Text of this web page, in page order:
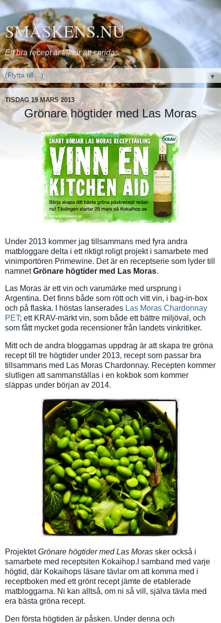
SMASKENS.NU
Ett bra recept är till för att spridas
▼
TISDAG 19 MARS 2013
Grönare högtider med Las Moras
Under 2013 kommer jag tillsammans med fyra andra
matbloggare delta i ett riktigt roligt projekt i samarbete med
vinimportören Primewine. Det är en receptserie som lyder till
namnetGrönare högtider med Las Moras.
Las Moras är ett vin och varumärke med ursprung i
Argentina. Det finns både som rött och vitt vin, i bag-in-box
och på flaska. I höstas lanserades Las Moras Chardonnay
PET; ett KRAV-märkt vin, som både ett bättre miljöval, och
som fått mycket goda recensioner från landets vinkritiker.
Mitt och de andra bloggarnas uppdrag är att skapa tre gröna
recept till tre högtider under 2013, recept som passar bra
tillsammans med Las Moras Chardonnay. Recepten kommer
slutligen att sammanställas i en kokbok som kommer
släppas under början av 2014.
ProjektetGrönare högtider med Las Moras sker också i
samarbete med receptsiten Kokaihop.I samband med varje
högtid, där Kokaihops läsare tävlar om att komma med i
receptboken med ett grönt recept jämte de etablerade
matbloggarna. Ni kan alltså, om ni så vill, själva tävla med
era bästa gröna recept.
Den första högtiden är påsken. Under denna och